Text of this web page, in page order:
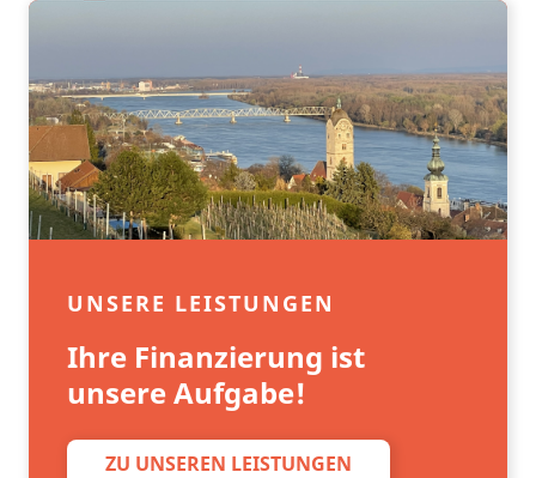
UNSERE LEISTUNGEN
Ihre Finanzierung ist
unsere Aufgabe!
ZU UNSEREN LEISTUNGEN